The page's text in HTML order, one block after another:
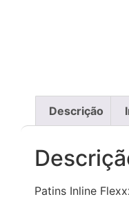
Descrição
Patins Inline